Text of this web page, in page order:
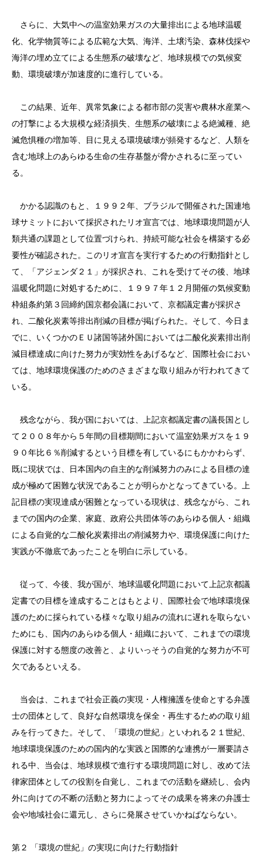
さらに、大気中への温室効果ガスの大量排出による地球温暖
化、化学物質等による広範な大気、海洋、土壌汚染、森林伐採や
海洋の埋め立てによる生態系の破壊など、地球規模での気候変
動、環境破壊が加速度的に進行している。
この結果、近年、異常気象による都市部の災害や農林水産業へ
の打撃による大規模な経済損失、生態系の破壊による絶滅種、絶
滅危惧種の増加等、目に見える環境破壊が頻発するなど、人類を
含む地球上のあらゆる生命の生存基盤が脅かされるに至ってい
る。
かかる認識のもと、１９９２年、ブラジルで開催された国連地
球サミットにおいて採択されたリオ宣言では、地球環境問題が人
類共通の課題として位置づけられ、持続可能な社会を構築する必
要性が確認された。このリオ宣言を実行するための行動指針とし
て、「アジェンダ２１」が採択され、これを受けてその後、地球
温暖化問題に対処するために、１９９７年１２月開催の気候変動
枠組条約第３回締約国京都会議において、京都議定書が採択さ
れ、二酸化炭素等排出削減の目標が掲げられた。そして、今日ま
でに、いくつかのＥＵ諸国等諸外国においては二酸化炭素排出削
減目標達成に向けた努力が実効性をあげるなど、国際社会におい
ては、地球環境保護のためのさまざまな取り組みが行われてきて
いる。
残念ながら、我が国においては、上記京都議定書の議長国とし
て２００８年から５年間の目標期間において温室効果ガスを１９
９０年比６％削減するという目標を有しているにもかかわらず、
既に現状では、日本国内の自主的な削減努力のみによる目標の達
成が極めて困難な状況であることが明らかとなってきている。上
記目標の実現達成が困難となっている現状は、残念ながら、これ
までの国内の企業、家庭、政府公共団体等のあらゆる個人・組織
による自覚的な二酸化炭素排出の削減努力や、環境保護に向けた
実践が不徹底であったことを明白に示している。
従って、今後、我が国が、地球温暖化問題において上記京都議
定書での目標を達成することはもとより、国際社会で地球環境保
護のために採られている様々な取り組みの流れに遅れを取らない
ためにも、国内のあらゆる個人・組織において、これまでの環境
保護に対する態度の改善と、よりいっそうの自覚的な努力が不可
欠であるといえる。
当会は、これまで社会正義の実現・人権擁護を使命とする弁護
士の団体として、良好な自然環境を保全・再生するための取り組
みを行ってきた。そして、「環境の世紀」といわれる２１世紀、
地球環境保護のための国内的な実践と国際的な連携が一層要請さ
れる中、当会は、地球規模で進行する環境問題に対し、改めて法
律家団体としての役割を自覚し、これまでの活動を継続し、会内
外に向けての不断の活動と努力によってその成果を将来の弁護士
会や地域社会に還元し、さらに発展させていかねばならない。
第２ 「環境の世紀」の実現に向けた行動指針